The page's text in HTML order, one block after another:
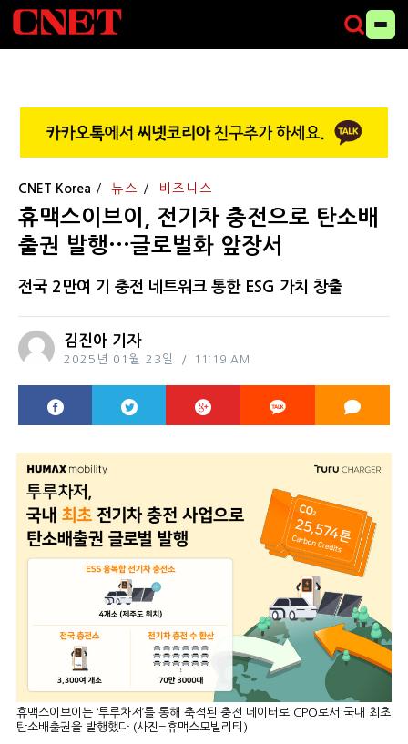
CNET Korea 뉴스 비즈니스
휴맥스이브이, 전기차 충전으로 탄소배
출권 발행···글로벌화 앞장서
전국 2만여 기 충전 네트워크 통한 ESG 가치 창출
김진아 기자
2025년 01월 23일 11:19 AM
휴맥스이브이는 ‘투루차저’를 통해 축적된 충전 데이터로 CPO로서 국내 최초
탄소배출권을 발행했다 (사진=휴맥스모빌리티)